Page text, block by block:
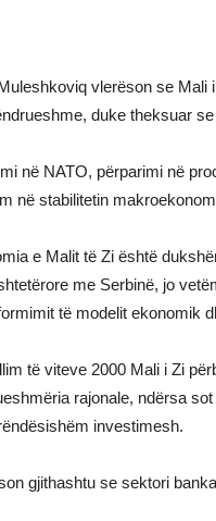
vlerëson se
duke theksuar
në NATO, përparimi në
në stabilitetin
e Malit të Zi është
me Serbinë, jo
të modelit ekonomik
të viteve 2000 Mali i Zi
rajonale, ndërsa
investimesh.
gjithashtu se sektori